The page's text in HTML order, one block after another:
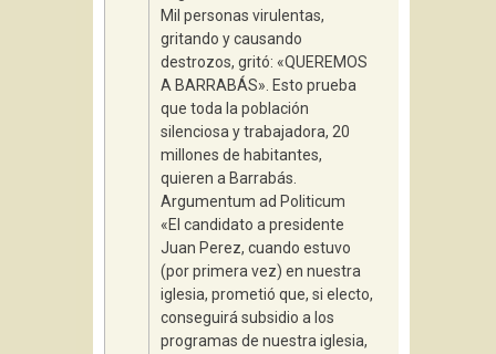
Mil personas virulentas,
gritando y causando
destrozos, gritó: «QUEREMOS
A BARRABÁS». Esto prueba
que toda la población
silenciosa y trabajadora, 20
millones de habitantes,
quieren a Barrabás.
Argumentum ad Politicum
«El candidato a presidente
Juan Perez, cuando estuvo
(por primera vez) en nuestra
iglesia, prometió que, si electo,
conseguirá subsidio a los
programas de nuestra iglesia,